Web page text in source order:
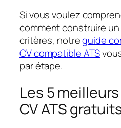
Si vous voulez
comment construire
critères, notreguide
CV compatible ATS
par étape.
Les 5
CV ATS